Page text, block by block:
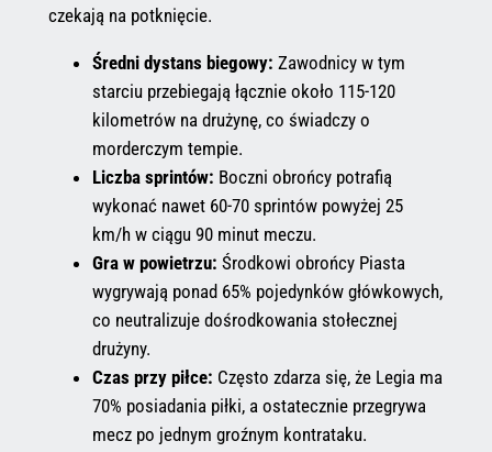
czekają na potknięcie.
Średni dystans biegowy: Zawodnicy w tym
starciu przebiegają łącznie około 115-120
kilometrów na drużynę, co świadczy o
morderczym tempie.
Liczba sprintów: Boczni obrońcy potrafią
wykonać nawet 60-70 sprintów powyżej 25
km/h w ciągu 90 minut meczu.
Gra w powietrzu: Środkowi obrońcy Piasta
wygrywają ponad 65% pojedynków główkowych,
co neutralizuje dośrodkowania stołecznej
drużyny.
Czas przy piłce: Często zdarza się, że Legia ma
70% posiadania piłki, a ostatecznie przegrywa
mecz po jednym groźnym kontrataku.